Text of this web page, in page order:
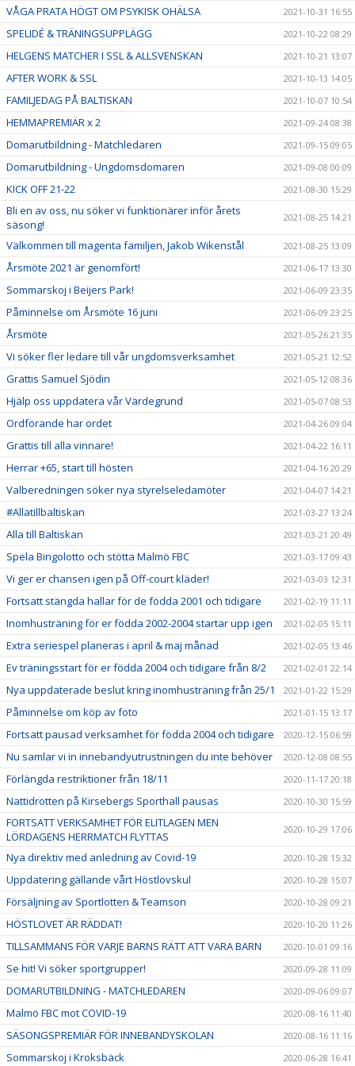
VÅGA PRATA HÖGT OM PSYKISK OHÄLSA 2021-10-31 16:55
SPELIDÉ & TRÄNINGSUPPLÄGG 2021-10-22 08:29
HELGENS MATCHER I SSL & ALLSVENSKAN 2021-10-21 13:07
AFTER WORK & SSL 2021-10-13 14:05
FAMILJEDAG PÅ BALTISKAN 2021-10-07 10:54
HEMMAPREMIÄR x 2 2021-09-24 08:38
Domarutbildning - Matchledaren 2021-09-15 09:05
Domarutbildning - Ungdomsdomaren 2021-09-08 00:09
KICK OFF 21-22 2021-08-30 15:29
Bli en av oss, nu söker vi funktionärer inför årets
säsong!
2021-08-25 14:21
Välkommen till magenta familjen, Jakob Wikenstål 2021-08-25 13:09
Årsmöte 2021 är genomfört! 2021-06-17 13:30
Sommarskoj i Beijers Park! 2021-06-09 23:35
Påminnelse om Årsmöte 16 juni 2021-06-09 23:25
Årsmöte 2021-05-26 21:35
Vi söker fler ledare till vår ungdomsverksamhet 2021-05-21 12:52
Grattis Samuel Sjödin 2021-05-12 08:36
Hjälp oss uppdatera vår Värdegrund 2021-05-07 08:53
Ordförande har ordet 2021-04-26 09:04
Grattis till alla vinnare! 2021-04-22 16:11
Herrar +65, start till hösten 2021-04-16 20:29
Valberedningen söker nya styrelseledamöter 2021-04-07 14:21
#Allatillbaltiskan 2021-03-27 13:24
Alla till Baltiskan 2021-03-21 20:49
Spela Bingolotto och stötta Malmö FBC 2021-03-17 09:43
Vi ger er chansen igen på Off-court kläder! 2021-03-03 12:31
Fortsatt stängda hallar för de födda 2001 och tidigare 2021-02-19 11:11
Inomhusträning för er födda 2002-2004 startar upp igen 2021-02-05 15:11
Extra seriespel planeras i april & maj månad 2021-02-05 13:46
Ev träningsstart för er födda 2004 och tidigare från 8/2 2021-02-01 22:14
Nya uppdaterade beslut kring inomhusträning från 25/1 2021-01-22 15:29
Påminnelse om köp av foto 2021-01-15 13:17
Fortsatt pausad verksamhet för födda 2004 och tidigare 2020-12-15 06:59
Nu samlar vi in innebandyutrustningen du inte behöver 2020-12-08 08:55
Förlängda restriktioner från 18/11 2020-11-17 20:18
Nattidrotten på Kirsebergs Sporthall pausas 2020-10-30 15:59
FORTSATT VERKSAMHET FÖR ELITLAGEN MEN
LÖRDAGENS HERRMATCH FLYTTAS
2020-10-29 17:06
Nya direktiv med anledning av Covid-19 2020-10-28 15:32
Uppdatering gällande vårt Höstlovskul 2020-10-28 15:07
Försäljning av Sportlotten & Teamson 2020-10-28 09:21
HÖSTLOVET ÄR RÄDDAT! 2020-10-20 11:26
TILLSAMMANS FÖR VARJE BARNS RÄTT ATT VARA BARN 2020-10-01 09:16
Se hit! Vi söker sportgrupper! 2020-09-28 11:09
DOMARUTBILDNING - MATCHLEDAREN 2020-09-06 09:07
Malmö FBC mot COVID-19 2020-08-16 11:40
SÄSONGSPREMIÄR FÖR INNEBANDYSKOLAN 2020-08-16 11:16
Sommarskoj i Kroksbäck 2020-06-28 16:41